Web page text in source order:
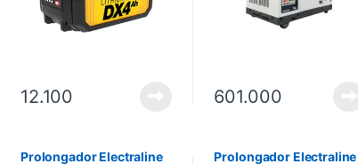
12.100 601.000
Prolongador Electraline
Prolongador Electraline